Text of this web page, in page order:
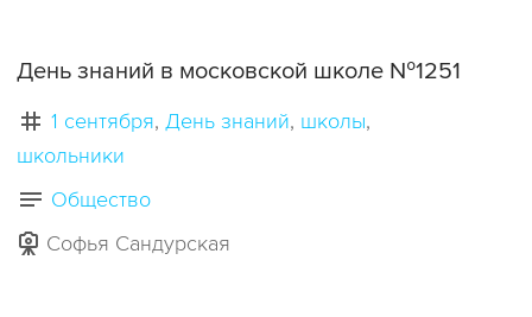
День знаний в московской школе №1251
1 сентября День знаний школы
школьники
Общество
Софья Сандурская